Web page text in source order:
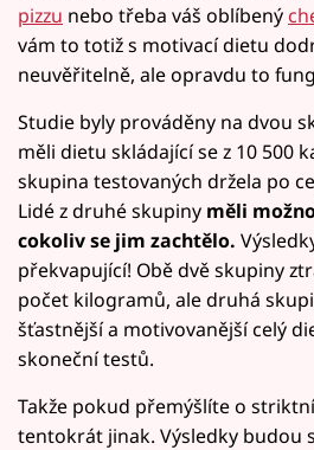
pizzu nebo třeba váš oblíbený
vám to totiž s motivací dietu
neuvěřitelně, ale opravdu to
Studie byly prováděny na dvou
měli dietu skládající se z 10 500
skupina testovaných držela po
Lidé z druhé skupiny měli
cokoliv se jim zachtělo.
překvapující! Obě dvě skupiny
počet kilogramů, ale druhá
šťastnější a motivovanější celý
skoneční testů.
Takže pokud přemýšlíte o
tentokrát jinak. Výsledky budou